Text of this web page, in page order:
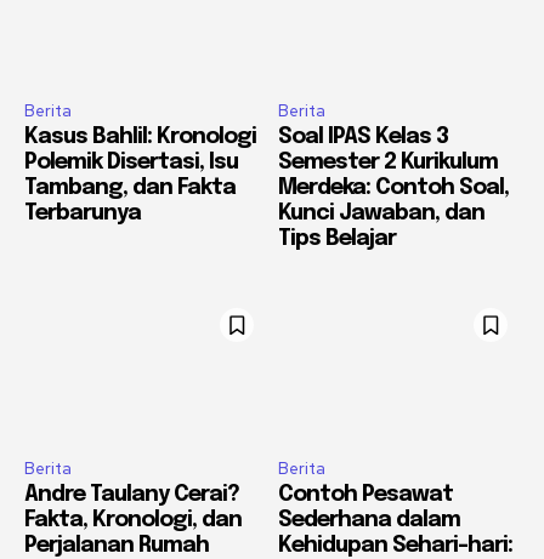
Berita
Kasus Bahlil: Kronologi
Polemik Disertasi, Isu
Tambang, dan Fakta
Terbarunya
Berita
Soal IPAS Kelas 3
Semester 2 Kurikulum
Merdeka: Contoh Soal,
Kunci Jawaban, dan
Tips Belajar
Berita
Andre Taulany Cerai?
Fakta, Kronologi, dan
Perjalanan Rumah
Berita
Contoh Pesawat
Sederhana dalam
Kehidupan Sehari-hari: